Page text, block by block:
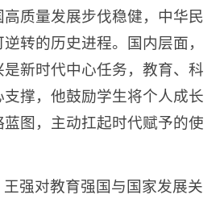
质量发展步伐稳健，中华民
转的历史进程。国内层面，
新时代中心任务，教育、科
撑，他鼓励学生将个人成长
图，主动扛起时代赋予的使
王强对教育强国与国家发展关